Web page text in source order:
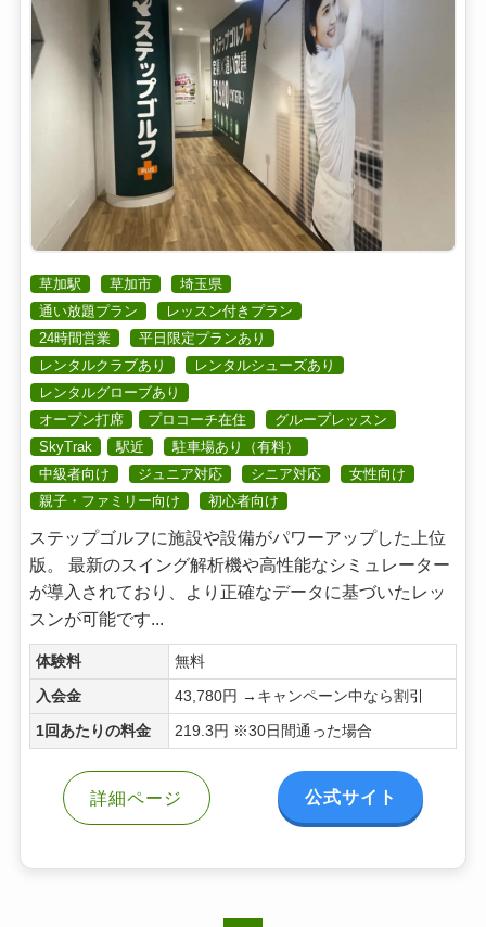
草加駅 草加市
埼玉県
通い放題プラン
レッスン付きプラン
24時間営業
平日限定プランあり
レンタルクラブあり
レンタルシューズあり
レンタルグローブあり
オープン打席
プロコーチ在住
グループレッスン
SkyTrak
駅近
駐車場あり（有料）
中級者向け
ジュニア対応 シニア対応
女性向け
親子・ファミリー向け
初心者向け
ステップゴルフに施設や設備がパワーアップした上位
版。 最新のスイング解析機や高性能なシミュレーター
が導入されており、より正確なデータに基づいたレッ
スンが可能です...
体験料 無料
入会金 43,780円 →キャンペーン中なら割引
1回あたりの料金 219.3円 ※30日間通った場合
詳細ページ 公式サイト